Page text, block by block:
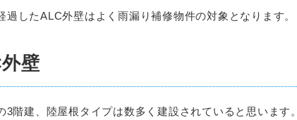
過したALC外壁はよく雨漏り補修物件の対象となります。
壁
3階建、陸屋根タイプは数多く建設されていると思います。